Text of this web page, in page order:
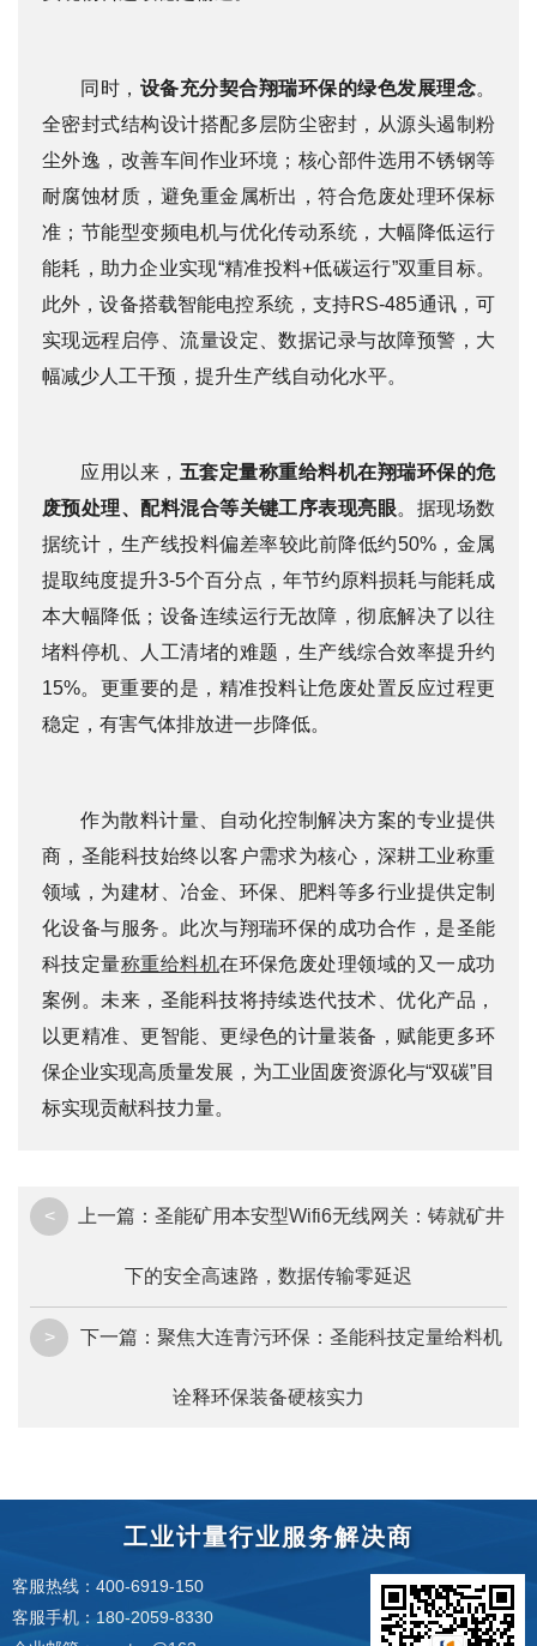
同时， 设备充分契合翔瑞环保的绿色发展理念。
全密封式结构设计搭配多层防尘密封，从源头遏制粉
尘外逸，改善车间作业环境；核心部件选用不锈钢等
耐腐蚀材质，避免重金属析出，符合危废处理环保标
准；节能型变频电机与优化传动系统，大幅降低运行
能耗，助力企业实现“精准投料+低碳运行”双重目标。
此外，设备搭载智能电控系统，支持RS-485通讯，可
实现远程启停、流量设定、数据记录与故障预警，大
幅减少人工干预，提升生产线自动化水平。
应用以来， 五套定量称重给料机在翔瑞环保的危
废预处理、配料混合等关键工序表现亮眼。据现场数
据统计，生产线投料偏差率较此前降低约50%，金属
提取纯度提升3-5个百分点，年节约原料损耗与能耗成
本大幅降低；设备连续运行无故障，彻底解决了以往
堵料停机、人工清堵的难题，生产线综合效率提升约
15%。更重要的是，精准投料让危废处置反应过程更
稳定，有害气体排放进一步降低。
作为散料计量、自动化控制解决方案的专业提供
商，圣能科技始终以客户需求为核心，深耕工业称重
领域，为建材、冶金、环保、肥料等多行业提供定制
化设备与服务。此次与翔瑞环保的成功合作，是圣能
科技定量称重给料机在环保危废处理领域的又一成功
案例。未来，圣能科技将持续迭代技术、优化产品，
以更精准、更智能、更绿色的计量装备，赋能更多环
保企业实现高质量发展，为工业固废资源化与“双碳”目
标实现贡献科技力量。
< 上一篇： 圣能矿用本安型Wifi6无线网关：铸就矿井
下的安全高速路，数据传输零延迟
> 下一篇： 聚焦大连青污环保：圣能科技定量给料机
诠释环保装备硬核实力
工业计量行业服务解决商
客服热线：400-6919-150
客服手机：180-2059-8330